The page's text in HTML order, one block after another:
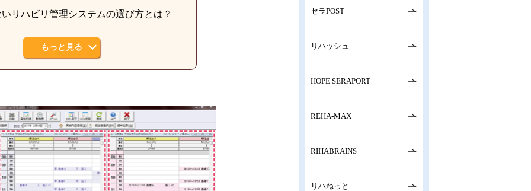
リハビリ管理システムの選び方とは？
もっと見る
セラPOST
リハッシュ
HOPE SERAPORT
REHA-MAX
RIHABRAINS
リハねっと